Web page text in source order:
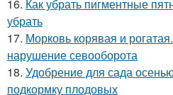
16. Как убрать пигментные
убрать
17. Морковь корявая и
нарушение севооборота
18. Удобрение для сада
подкормку плодовых